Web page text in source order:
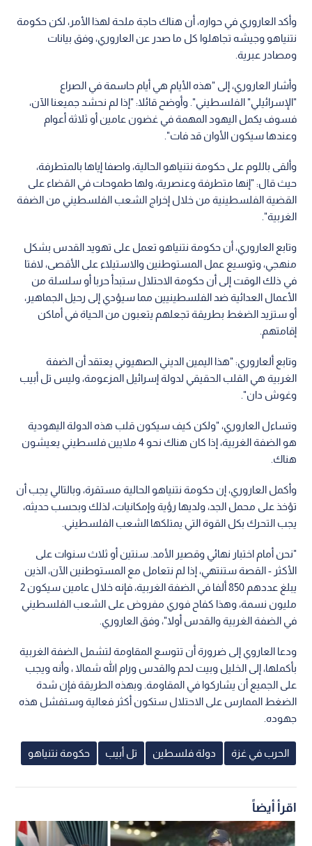
وأكد العاروري في حواره، أن هناك حاجة ملحة لهذا الأمر، لكن حكومة
نتنياهو وجيشه تجاهلوا كل ما صدر عن العاروري، وفق بيانات
ومصادر عبرية.
وأشار العاروري، إلى "هذه الأيام هي أيام حاسمة في الصراع
"الإسرائيلي" الفلسطيني". وأوضح قائلا: "إذا لم نحشد جميعنا الآن،
فسوف يكمل اليهود المهمة في غضون عامين أو ثلاثة أعوام
وعندها سيكون الأوان قد فات".
وألقى باللوم على حكومة نتنياهو الحالية، واصفا إياها بالمتطرفة،
حيث قال: "إنها متطرفة وعنصرية، ولها طموحات في القضاء على
القضية الفلسطينية من خلال إخراج الشعب الفلسطيني من الضفة
الغربية".
وتابع العاروري، أن حكومة نتنياهو تعمل على تهويد القدس بشكل
منهجي، وتوسيع عمل المستوطنين والاستيلاء على الأقصى، لافتا
في ذلك الوقت إلى أن حكومة الاحتلال ستبدأ حربا أو سلسلة من
الأعمال العدائية ضد الفلسطينيين مما سيؤدي إلى رحيل الجماهير،
أو ستزيد الضغط بطريقة تجعلهم يتعبون من الحياة في أماكن
إقامتهم.
وتابع ألعاروري: "هذا اليمين الديني الصهيوني يعتقد أن الضفة
الغربية هي القلب الحقيقي لدولة إسرائيل المزعومة، وليس تل أبيب
وغوش دان".
وتساءل العاروري، "ولكن كيف سيكون قلب هذه الدولة اليهودية
هو الضفة الغربية، إذا كان هناك نحو 4 ملايين فلسطيني يعيشون
هناك.
وأكمل العاروري، إن حكومة نتنياهو الحالية مستقرة، وبالتالي يجب أن
تؤخذ على محمل الجد، ولديها رؤية وإمكانيات، لذلك وبحسب حديثه،
يجب التحرك بكل القوة التي يمتلكها الشعب الفلسطيني.
"نحن أمام اختبار نهائي وقصير الأمد. سنتين أو ثلاث سنوات على
الأكثر - القصة ستنتهي، إذا لم نتعامل مع المستوطنين الآن، الذين
يبلغ عددهم 850 ألفا في الضفة الغربية، فإنه خلال عامين سيكون 2
مليون نسمة، وهذا كفاح فوري مفروض على الشعب الفلسطيني
في الضفة الغربية والقدس أولا"، وفق العاروري.
ودعا العاروي إلى ضرورة أن تتوسع المقاومة لتشمل الضفة الغربية
بأكملها، إلى الخليل وبيت لحم والقدس ورام الله شمالا ، وأنه ويجب
على الجميع أن يشاركوا في المقاومة. وبهذه الطريقة فإن شدة
الضغط الممارس على الاحتلال ستكون أكثر فعالية وستفشل هذه
جهوده.
الحرب في غزة دولة فلسطين تل أبيب حكومة نتنياهو
اقرأ أيضاً